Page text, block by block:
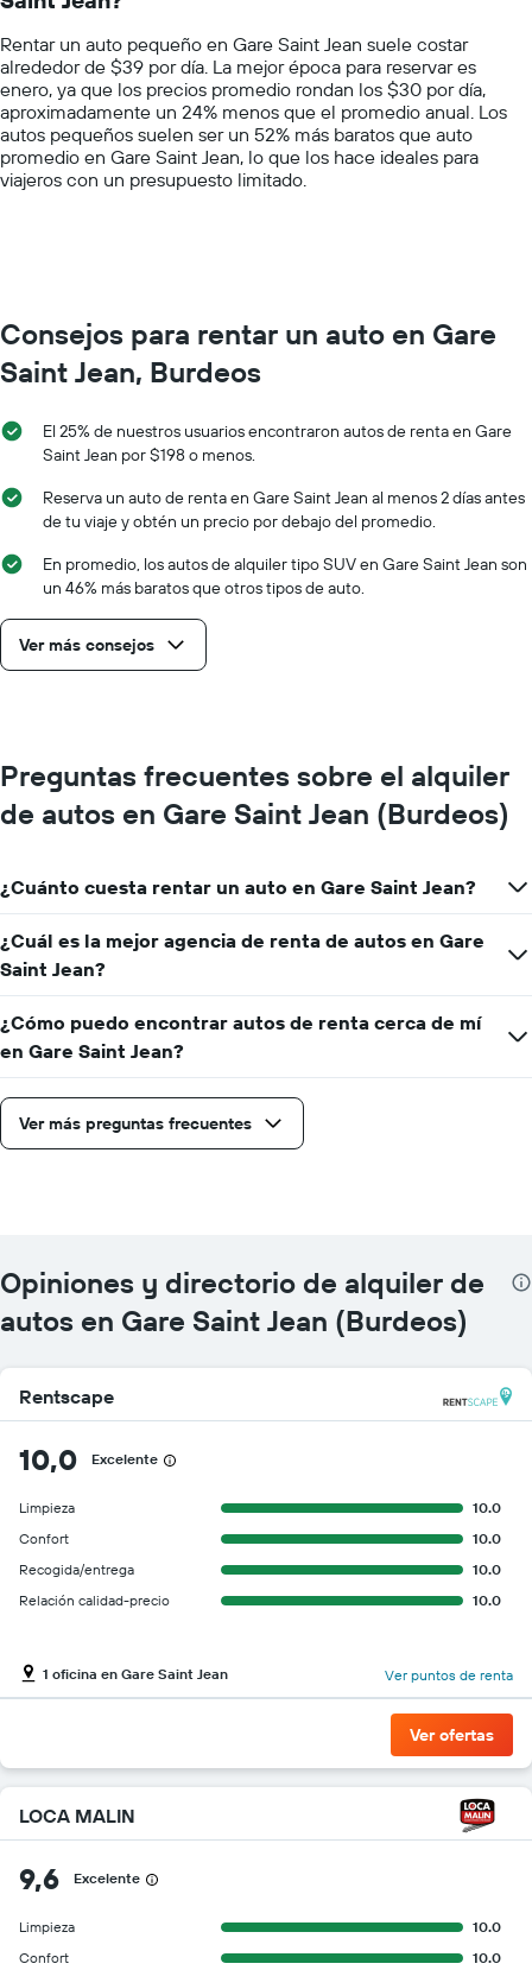
renta
por
empresa.
has
1
Y
axis
displaying
values.
Range:
Rentar un auto pequeño en Gare Saint Jean suele costar
alrededor de $39 por día. La mejor época para reservar es
enero, ya que los precios promedio rondan los $30 por día,
aproximadamente un 24% menos que el promedio anual. Los
autos pequeños suelen ser un 52% más baratos que auto
promedio en Gare Saint Jean, lo que los hace ideales para
viajeros con un presupuesto limitado.
Consejos para rentar un auto en Gare
Saint Jean, Burdeos
El 25% de nuestros usuarios encontraron autos de renta en Gare
Saint Jean por $198 o menos.
Reserva un auto de renta en Gare Saint Jean al menos 2 días antes
de tu viaje y obtén un precio por debajo del promedio.
En promedio, los autos de alquiler tipo SUV en Gare Saint Jean son
un 46% más baratos que otros tipos de auto.
Ver más consejos
Preguntas frecuentes sobre el alquiler
de autos en Gare Saint Jean (Burdeos)
¿Cuánto cuesta rentar un auto en Gare Saint Jean?
¿Cuál es la mejor agencia de renta de autos en Gare
Saint Jean?
¿Cómo puedo encontrar autos de renta cerca de mí
en Gare Saint Jean?
Ver más preguntas frecuentes
Opiniones y directorio de alquiler de
autos en Gare Saint Jean (Burdeos)
Rentscape
10,0 Excelente
Limpieza
10.0
Confort
10.0
Recogida/entrega
10.0
Relación calidad-precio
10.0
1 oficina en Gare Saint Jean Ver puntos de renta
Ver ofertas
LOCA MALIN
9,6 Excelente
Limpieza
10.0
Confort
10.0